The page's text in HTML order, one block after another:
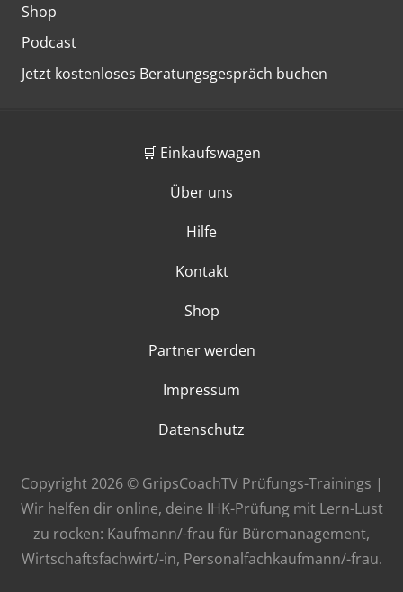
Shop
Podcast
Jetzt kostenloses Beratungsgespräch buchen
🛒 Einkaufswagen
Über uns
Hilfe
Kontakt
Shop
Partner werden
Impressum
Datenschutz
Copyright 2026 © GripsCoachTV Prüfungs-Trainings |
Wir helfen dir online, deine IHK-Prüfung mit Lern-Lust
zu rocken: Kaufmann/-frau für Büromanagement,
Wirtschaftsfachwirt/-in, Personalfachkaufmann/-frau.